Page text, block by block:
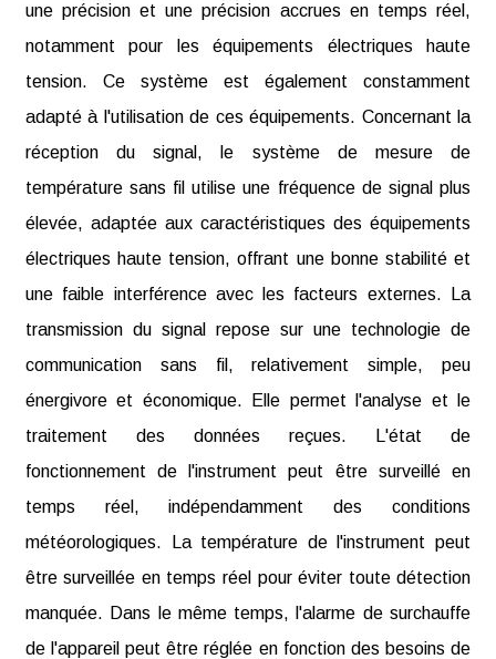
une précision et une précision accrues en temps réel,
notamment pour les équipements électriques haute
tension. Ce système est également constamment
adapté à l'utilisation de ces équipements. Concernant la
réception du signal, le système de mesure de
température sans fil utilise une fréquence de signal plus
élevée, adaptée aux caractéristiques des équipements
électriques haute tension, offrant une bonne stabilité et
une faible interférence avec les facteurs externes. La
transmission du signal repose sur une technologie de
communication sans fil, relativement simple, peu
énergivore et économique. Elle permet l'analyse et le
traitement des données reçues. L'état de
fonctionnement de l'instrument peut être surveillé en
temps réel, indépendamment des conditions
météorologiques. La température de l'instrument peut
être surveillée en temps réel pour éviter toute détection
manquée. Dans le même temps, l'alarme de surchauffe
de l'appareil peut être réglée en fonction des besoins de